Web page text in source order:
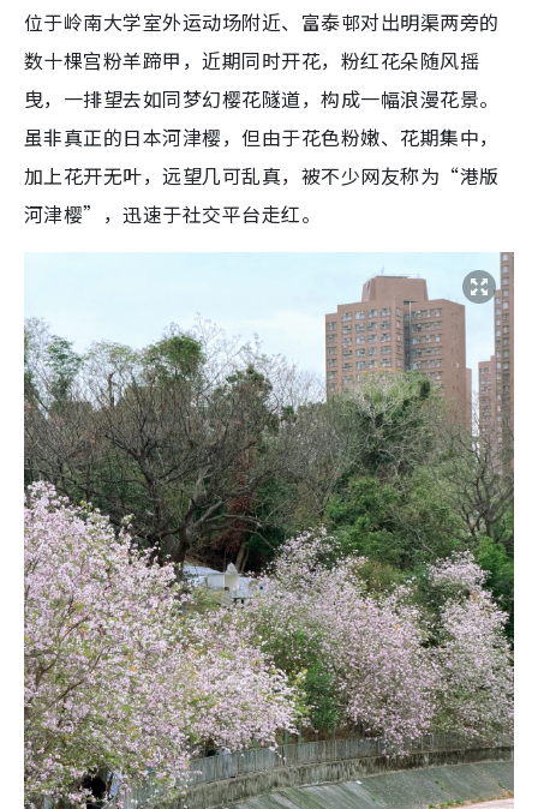
位于岭南大学室外运动场附近、富泰邨对出明渠两旁的
数十棵宫粉羊蹄甲，近期同时开花，粉红花朵随风摇
曳，一排望去如同梦幻樱花隧道，构成一幅浪漫花景。
虽非真正的日本河津樱，但由于花色粉嫩、花期集中，
加上花开无叶，远望几可乱真，被不少网友称为“港版
河津樱”，迅速于社交平台走红。